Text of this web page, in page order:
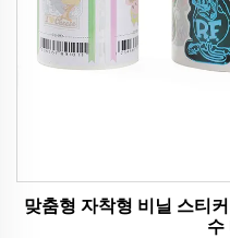
맞춤형 자착형 비닐 스티
수